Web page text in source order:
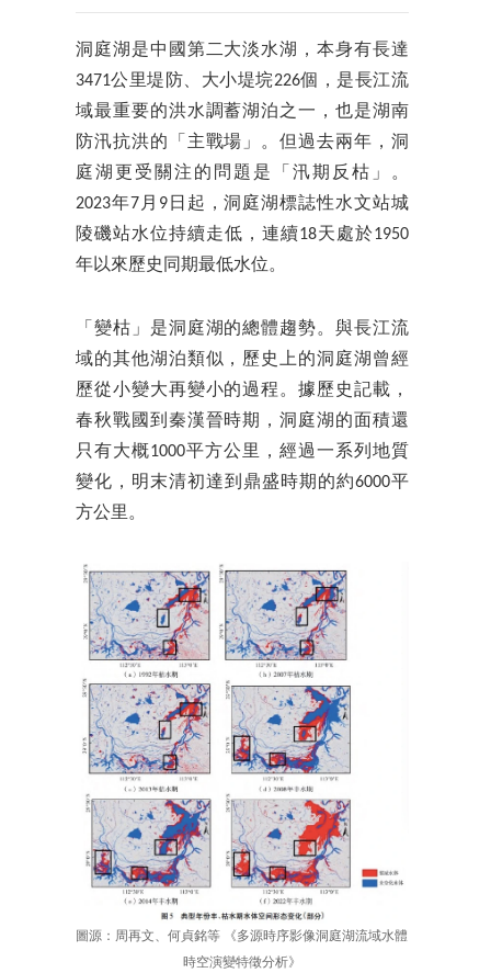
洞庭湖是中國第二大淡水湖，本身有長達
3471公里堤防、大小堤垸226個，是長江流
域最重要的洪水調蓄湖泊之一，也是湖南
防汛抗洪的「主戰場」。但過去兩年，洞
庭湖更受關注的問題是「汛期反枯」。
2023年7月9日起，洞庭湖標誌性水文站城
陵磯站水位持續走低，連續18天處於1950
年以來歷史同期最低水位。
「變枯」是洞庭湖的總體趨勢。與長江流
域的其他湖泊類似，歷史上的洞庭湖曾經
歷從小變大再變小的過程。據歷史記載，
春秋戰國到秦漢晉時期，洞庭湖的面積還
只有大概1000平方公里，經過一系列地質
變化，明末清初達到鼎盛時期的約6000平
方公里。
圖源：周再文、何貞銘等 《多源時序影像洞庭湖流域水體
時空演變特徵分析》